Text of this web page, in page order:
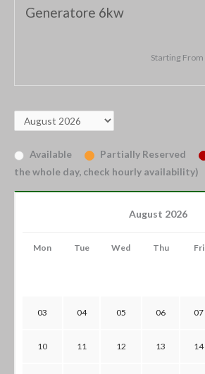
Generatore 6kw
Starting From
Available Partially Reserved
the whole day, check hourly availability)
August 2026
Mon Tue Wed Thu Fri
03 04 05 06 07
10 11 12 13 14